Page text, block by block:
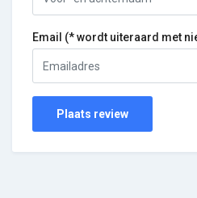
Email (* wordt uiteraard met
Plaats review